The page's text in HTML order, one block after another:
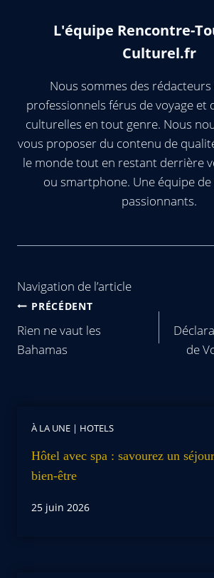
L'équipe Rencontre-
Culturel.fr
Nous sommes des
professionnels férus de voyage et
culturelles en tout genre. Nous
vous proposer du contenu de
le monde tout en restant derrière
ou smartphone. Une équipe
passionnants.
Navigation de l’article
PRÉCÉDENT
Rien ne vaut les
Bahamas
de
À LA UNE | HOTELS
Hôtel avec spa : savourez un
bien-être
25 juin 2026